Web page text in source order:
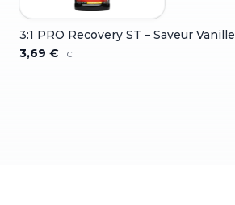
3:1 PRO Recovery ST – Saveur Vanille
3,69 €TTC